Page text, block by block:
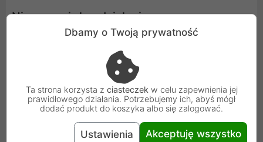
Niezauważalne działanie
Ciebie i Twojego komputera, pozostawiając wolne
zasoby dla innych programów. Dzięki zastosowaniu
trybu oszczędzania baterii dłużej przeglądaj strony
internetowe na swoim laptopie. Ciesz się ulubioną grą
lub filmem bez zakłóceń za sprawą Trybu gier.
Dbamy o Twoją prywatność
Ta strona korzysta z ciasteczekw celu zapewnienia jej
prawidłowego działania. Potrzebujemy ich, abyś mógł
dodać produkt do koszyka albo się zalogować.
Ustawienia Akceptuję wszystko